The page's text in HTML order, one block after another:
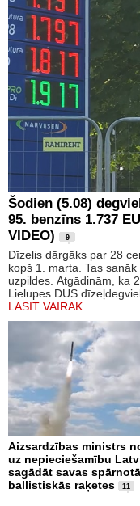
Šodien (5.08)
95. benzīns 1.737
VIDEO)
9
Dīzelis dārgāks par 28
kopš 1. marta. Tas
uzpildes. Atgādinām, ka
Lielupes DUS
LASĪT VAIRĀK
Aizsardzības ministrs
uz nepieciešamību
sagādāt savas
ballistiskās raķetes
11